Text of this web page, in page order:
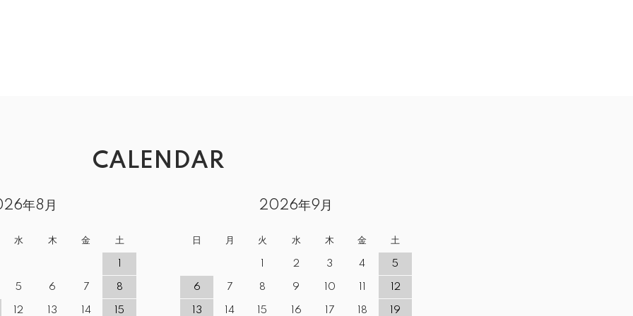
CALENDAR
年8月
水 木 金 土
5 6 7 8
12 13 14 15
2026年9月
日 月 火 水 木 金 土
2 3 4 5
6 7 8 9 10 12
13 14 15 16 17 18 19